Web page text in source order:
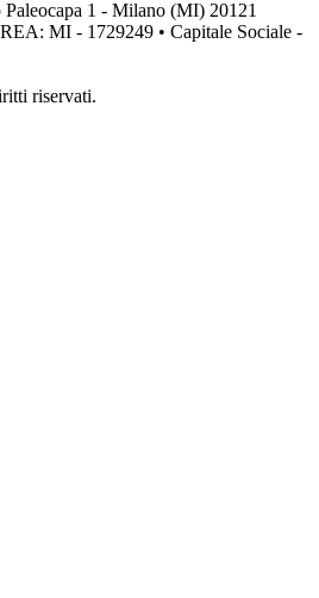
1 - Milano (MI) 20121
MI - 1729249 • Capitale Sociale -
riservati.